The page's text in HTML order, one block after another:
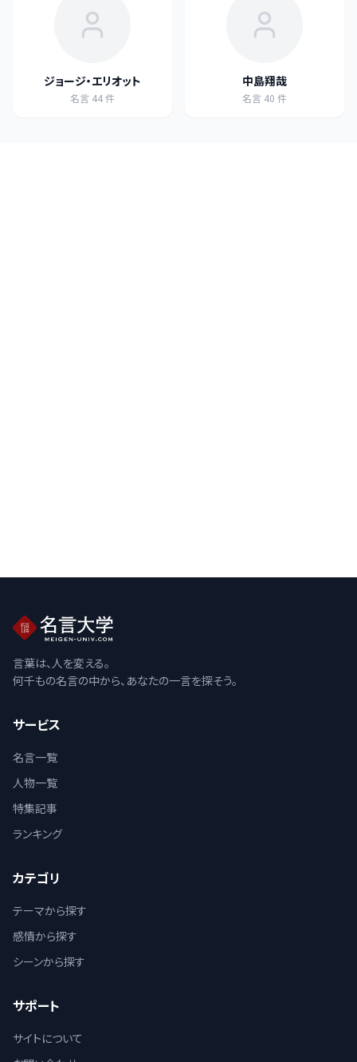
ジョージ・エリオット
名言 44件
中島翔哉
名言 40 件
言葉は、人を変える。
何千もの名言の中から、あなたの一言を探そう。
サービス
名言一覧
人物一覧
特集記事
ランキング
カテゴリ
テーマから探す
感情から探す
シーンから探す
サポート
サイトについて